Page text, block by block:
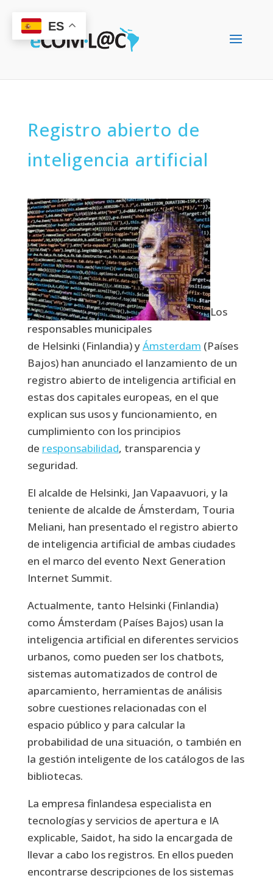
Registro abierto de
inteligencia artificial
Los
responsables municipales
de Helsinki (Finlandia) yÁmsterdam (Países
Bajos) han anunciado el lanzamiento de un
registro abierto de inteligencia artificial en
estas dos capitales europeas, en el que
explican sus usos y funcionamiento, en
cumplimiento con los principios
de responsabilidad, transparencia y
seguridad.
El alcalde de Helsinki, Jan Vapaavuori, y la
teniente de alcalde de Ámsterdam, Touria
Meliani, han presentado el registro abierto
de inteligencia artificial de ambas ciudades
en el marco del evento Next Generation
Internet Summit.
Actualmente, tanto Helsinki (Finlandia)
como Ámsterdam (Países Bajos) usan la
inteligencia artificial en diferentes servicios
urbanos, como pueden ser los chatbots,
sistemas automatizados de control de
aparcamiento, herramientas de análisis
sobre cuestiones relacionadas con el
espacio público y para calcular la
probabilidad de una situación, o también en
la gestión inteligente de los catálogos de las
bibliotecas.
La empresa finlandesa especialista en
tecnologías y servicios de apertura e IA
explicable, Saidot, ha sido la encargada de
llevar a cabo los registros. En ellos pueden
encontrarse descripciones de los sistemas
ES